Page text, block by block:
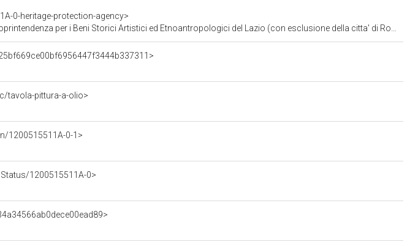
0-heritage-protection-agency>
per i Beni Storici Artistici ed Etnoantropologici del Lazio (con esclusione della citta' di Roma)
tavola-pittura-a-olio>
1200515511A-0-1>
1200515511A-0>